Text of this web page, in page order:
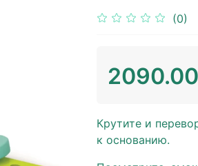
(0)
Крутите и
к основанию.